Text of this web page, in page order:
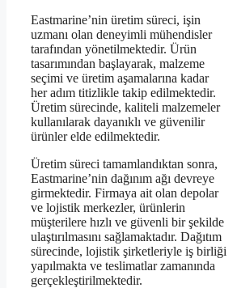
Eastmarine’nin üretim süreci, işin
uzmanı olan deneyimli mühendisler
tarafından yönetilmektedir. Ürün
tasarımından başlayarak, malzeme
seçimi ve üretim aşamalarına kadar
her adım titizlikle takip edilmektedir.
Üretim sürecinde, kaliteli malzemeler
kullanılarak dayanıklı ve güvenilir
ürünler elde edilmektedir.
Üretim süreci tamamlandıktan sonra,
Eastmarine’nin dağınım ağı devreye
girmektedir. Firmaya ait olan depolar
ve lojistik merkezler, ürünlerin
müşterilere hızlı ve güvenli bir şekilde
ulaştırılmasını sağlamaktadır. Dağıtım
sürecinde, lojistik şirketleriyle iş birliği
yapılmakta ve teslimatlar zamanında
gerçekleştirilmektedir.